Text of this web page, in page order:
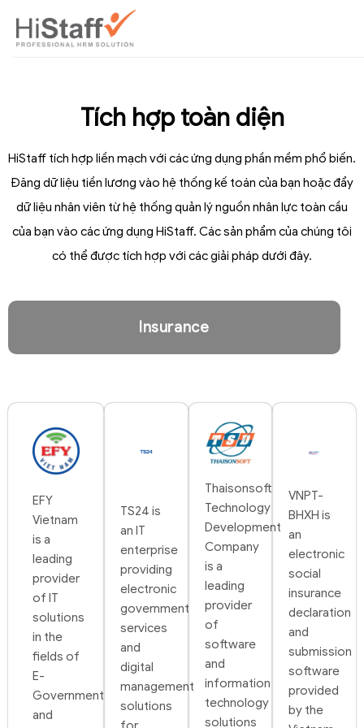
Tích hợp toàn diện
HiStaff tích hợp liền mạch với các ứng dụng phần mềm phổ biến.
Đăng dữ liệu tiền lương vào hệ thống kế toán của bạn hoặc đẩy
dữ liệu nhân viên từ hệ thống quản lý nguồn nhân lực toàn cầu
của bạn vào các ứng dụng HiStaff. Các sản phẩm của chúng tôi
có thể được tích hợp với các giải pháp dưới đây.
Insurance
EFY
Vietnam
is a
leading
provider
of IT
solutions
in the
fields of
E-
Government
and
TS24 is
an IT
enterprise
providing
electronic
government
services
and
digital
management
solutions
Thaisonsoft
Technology
Development
Company
is a
leading
provider
of
software
and
information
technology
solutions
VNPT-
BHXH is
an
electronic
social
insurance
declaration
and
submission
software
provided
by the